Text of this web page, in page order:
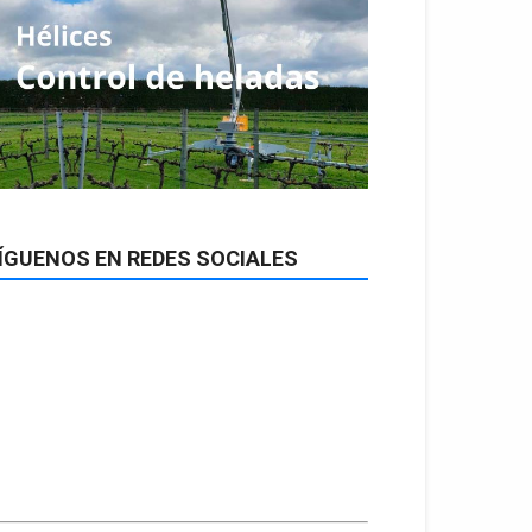
EN REDES SOCIALES